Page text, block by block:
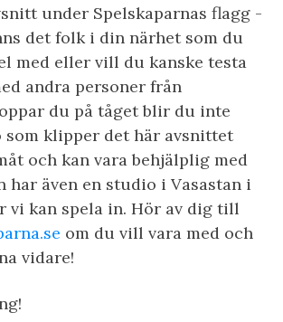
under Spelskaparnas flagg -
det folk i din närhet som du
med eller vill du kanske testa
andra personer från
du på tåget blir du inte
som klipper det här avsnittet
och kan vara behjälplig med
har även en studio i Vasastan i
vi kan spela in. Hör av dig till
om du vill vara med och
vidare!